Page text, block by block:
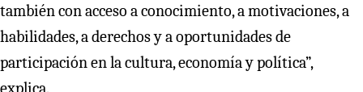
también con acceso a conocimiento, a motivaciones, a
habilidades, a derechos y a oportunidades de
participación en la cultura, economía y política”,
explica.